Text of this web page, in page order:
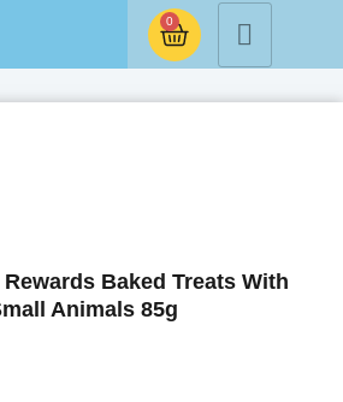
0
Baked Treats With
Animals 85g